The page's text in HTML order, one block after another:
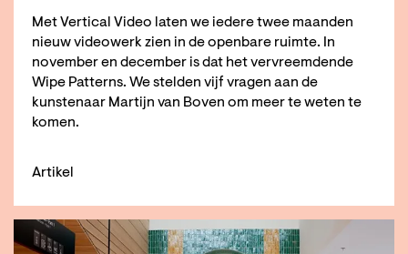
Met Vertical Video laten we iedere twee maanden
nieuw videowerk zien in de openbare ruimte. In
november en december is dat het vervreemdende
Wipe Patterns. We stelden vijf vragen aan de
kunstenaar Martijn van Boven om meer te weten te
komen.
Artikel